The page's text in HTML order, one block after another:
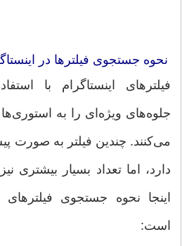
نحوه جستجوی فیلترها در
فیلترهای اینستاگرام با
جلوه‌های ویژه‌ای را به
می‌کنند. چندین فیلتر به صورت
دارد، اما تعداد بسیار بیشتری
اینجا نحوه جستجوی فیلترهای
است: